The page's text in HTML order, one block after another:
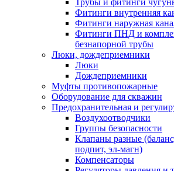
Трубы и фитинги
Фитинги внутренняя
Фитинги наружная
Фитинги ПНД и
безнапорной трубы
Люки, дождеприемники
Люки
Дождеприемники
Муфты противопожарные
Оборудование для скважин
Предохранительная и
Воздухоотводчики
Группы безопасности
Клапаны разные
подпит, эл-магн)
Компенсаторы